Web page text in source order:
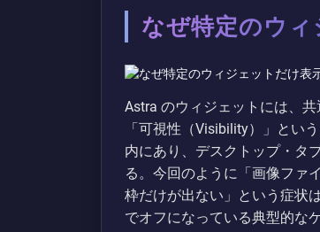
なぜ特定のウ
Astra のウィジェットには、
「可視性（Visibility）」とい
内にあり、デスクトップ・タ
る。今回のように「画像ファ
枠だけが出ない」という症状
でオフになっている典型的な